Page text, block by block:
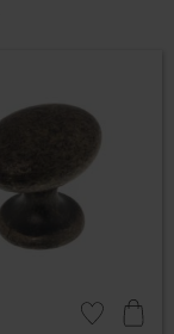
Lagre som